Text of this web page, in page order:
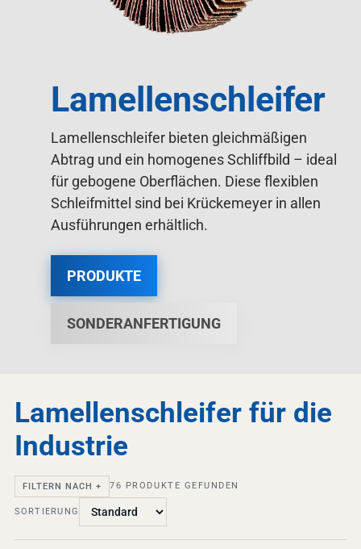
Lamellenschleifer
Lamellenschleifer bieten gleichmäßigen
Abtrag und ein homogenes Schliffbild – ideal
für gebogene Oberflächen. Diese flexiblen
Schleifmittel sind bei Krückemeyer in allen
Ausführungen erhältlich.
PRODUKTE
SONDERANFERTIGUNG
Lamellenschleifer für die
Industrie
FILTERN NACH + 76 PRODUKTE GEFUNDEN
SORTIERUNG